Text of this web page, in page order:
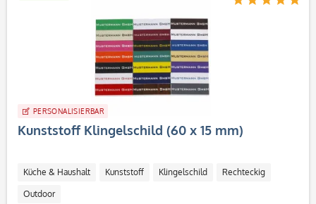
PERSONALISIERBAR
Kunststoff Klingelschild (60 x 15 mm)
Küche & Haushalt Kunststoff Klingelschild Rechteckig
Outdoor